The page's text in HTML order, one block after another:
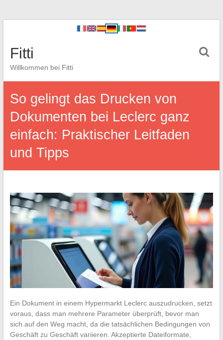
Fitti
Willkommen bei Fitti
So gelingt das Drucken von
Dokumenten bei Leclerc ganz
einfach: Praktischer Leitfaden
und Tipps
Ein Dokument in einem Hypermarkt Leclerc auszudrucken, setzt
voraus, dass man mehrere Parameter überprüft, bevor man
sich auf den Weg macht, da die tatsächlichen Bedingungen von
Geschäft zu Geschäft variieren. Akzeptierte Dateiformate,